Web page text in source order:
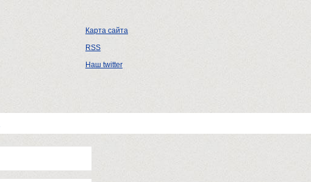
Карта сайта
RSS
Наш twitter